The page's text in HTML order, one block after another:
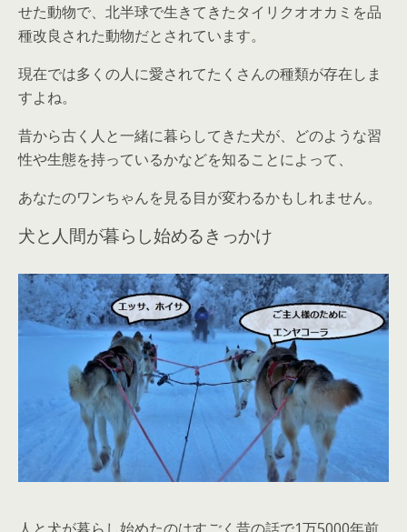
せた動物で、北半球で生きてきたタイリクオオカミを品
種改良された動物だとされています。
現在では多くの人に愛されてたくさんの種類が存在しま
すよね。
昔から古く人と一緒に暮らしてきた犬が、どのような習
性や生態を持っているかなどを知ることによって、
あなたのワンちゃんを見る目が変わるかもしれません。
犬と人間が暮らし始めるきっかけ